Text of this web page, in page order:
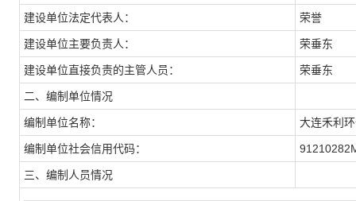
建设单位法定代表人： 荣誉
建设单位主要负责人： 荣垂东
建设单位直接负责的主管人员： 荣垂东
二、编制单位情况
编制单位名称： 大连禾利
编制单位社会信用代码：
三、编制人员情况